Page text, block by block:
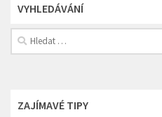
VYHLEDÁVÁNÍ
Vyhledávání
ZAJÍMAVÉ TIPY